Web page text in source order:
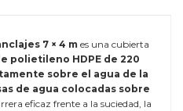
7 × 4 m es una cubierta
polietileno HDPE de 220
sobre el agua de la
de agua colocadas sobre
eficaz frente a la suciedad, la